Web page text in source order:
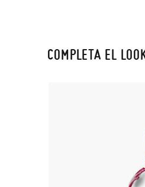
COMPLETA EL